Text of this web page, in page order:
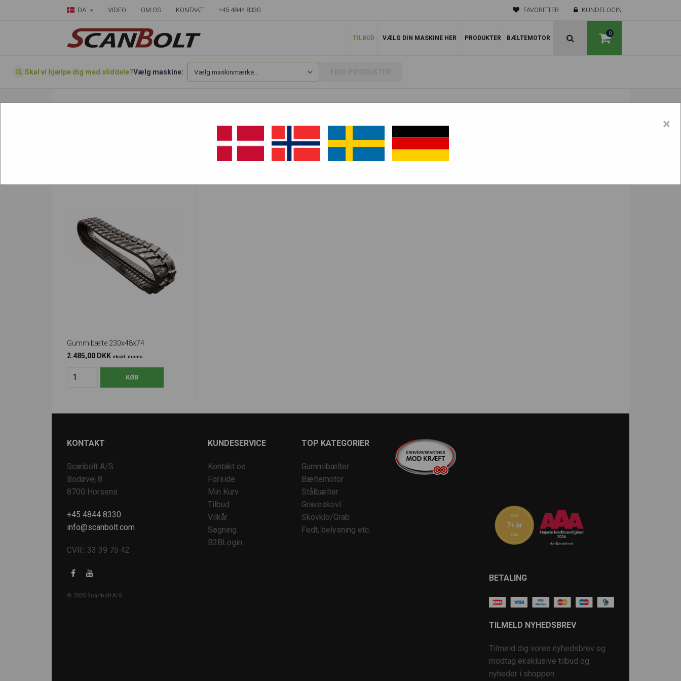
DA VIDEO OM OS KONTAKT +45 4844 8330 FAVORITTER KUNDELOGIN
0
TILBUD VÆLG DIN MASKINE HER PRODUKTER BÆLTEMOTOR
Skal vi hjælpe dig med sliddele?Vælg maskine:
Gummibælte 230x48x74
2.485,00 DKK ekskl. moms
KONTAKT
Scanbolt A/S
Bodøvej 8
8700 Horsens
+45 4844 8330
info@scanbolt.com
CVR.: 33 39 75 42
© 2025 Scanbolt A/S
KUNDESERVICE
Kontakt os
Forside
Min Kurv
Tilbud
Vilkår
Søgning
B2BLogin
TOP KATEGORIER
Gummibælter
Bæltemotor
Stålbælter
Graveskovl
Skovklo/Grab
Fedt, belysning etc.
BETALING
TILMELD NYHEDSBREV
Tilmeld dig vores nyhedsbrev og
modtag eksklusive tilbud og
nyheder i shoppen.
×